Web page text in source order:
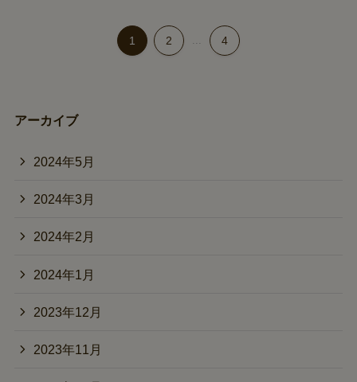
1 2 ... 4
アーカイブ
2024年5月
2024年3月
2024年2月
2024年1月
2023年12月
2023年11月